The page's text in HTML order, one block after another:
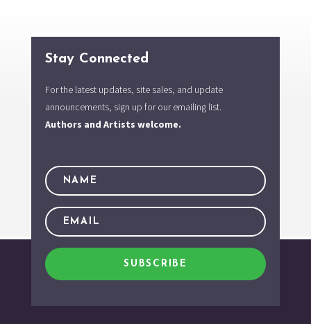
Stay Connected
For the latest updates, site sales, and update
announcements, sign up for our emailing list.
Authors and Artists welcome.
SUBSCRIBE